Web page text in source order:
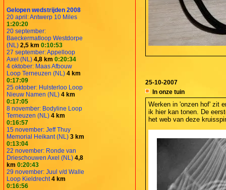
Gelopen wedstrijden 2008
20 april: Antwerp 10 Miles
1:20:20
20 september:
Baeckermatloop Westdorpe
(NL) 2,5 km 0:10:53
27 september: Appelloop
Axel (NL) 4,8 km 0:20:34
4 oktober: Maas Afbouw
Loop Terneuzen (NL) 4 km
0:17:09
25 oktober: Hulsterloo Loop
Nieuw Namen (NL) 4 km
0:17:05
8 november: Bodyline Loop
Terneuzen (NL) 4 km
0:16:57
15 november: Jeff Thuy
Memorial Heikant (NL) 3 km
0:13:04
22 november: Ronde van
Drieschouwen Axel (NL) 4,8
km 0:20:43
29 november: Juul v/d Walle
Loop Kieldrecht4 km
0:16:56
25-10-2007
In onze tuin
Werken in 'onzen hof' zit
ik hier kan tonen. De
het web van deze